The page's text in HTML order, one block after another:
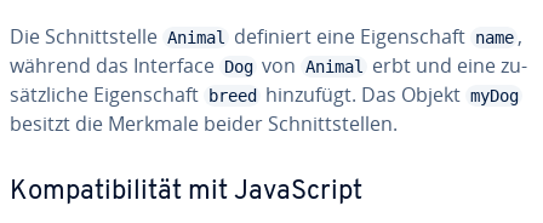
Die Schnitt­stel­le Animal definiert eine Ei­gen­schaft name ,
während das Interface Dog von Animal
erbt und eine zu­
sätz­li­che Ei­gen­schaft
breed hinzufügt. Das Objekt myDog
besitzt die Merkmale beider Schnitt­stel­len.
Kom­pa­ti­bi­li­tät mit Ja­va­Script